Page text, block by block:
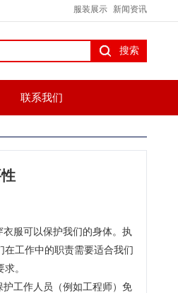
服装展示 新闻资讯
联系我们
服可以保护我们的身体。执
工作中的职责需要适合我们
。
工作人员（例如工程师）免